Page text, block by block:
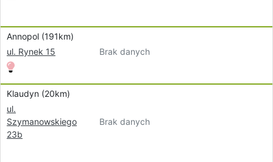
Annopol (191km)
ul. Rynek 15
Brak danych
Klaudyn (20km)
ul.
Szymanowskiego
23b
Brak danych